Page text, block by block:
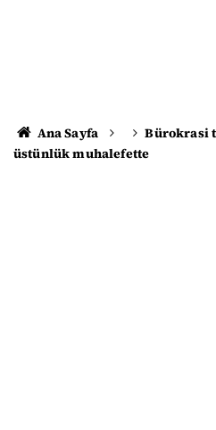
Ana Sayfa
Bürokrasi
üstünlük muhalefette